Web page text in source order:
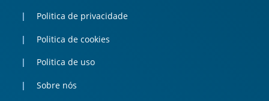
Politica de privacidade
Politica de cookies
Politica de uso
Sobre nós